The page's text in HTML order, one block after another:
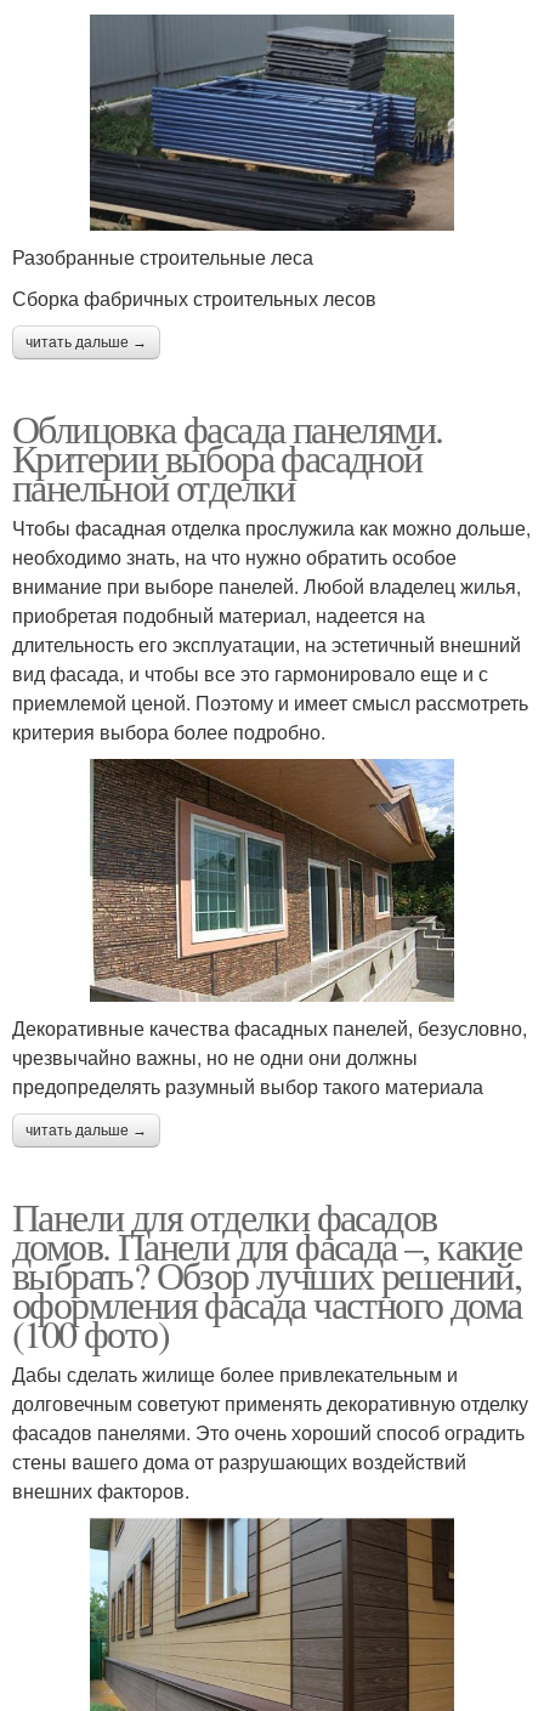
Разобранные строительные леса
Сборка фабричных строительных лесов
читать дальше →
Облицовка фасада панелями.
Критерии выбора фасадной
панельной отделки
Чтобы фасадная отделка прослужила как можно дольше,
необходимо знать, на что нужно обратить особое
внимание при выборе панелей. Любой владелец жилья,
приобретая подобный материал, надеется на
длительность его эксплуатации, на эстетичный внешний
вид фасада, и чтобы все это гармонировало еще и с
приемлемой ценой. Поэтому и имеет смысл рассмотреть
критерия выбора более подробно.
Декоративные качества фасадных панелей, безусловно,
чрезвычайно важны, но не одни они должны
предопределять разумный выбор такого материала
читать дальше →
Панели для отделки фасадов
домов. Панели для фасада –, какие
выбрать? Обзор лучших решений,
оформления фасада частного дома
(100 фото)
Дабы сделать жилище более привлекательным и
долговечным советуют применять декоративную отделку
фасадов панелями. Это очень хороший способ оградить
стены вашего дома от разрушающих воздействий
внешних факторов.